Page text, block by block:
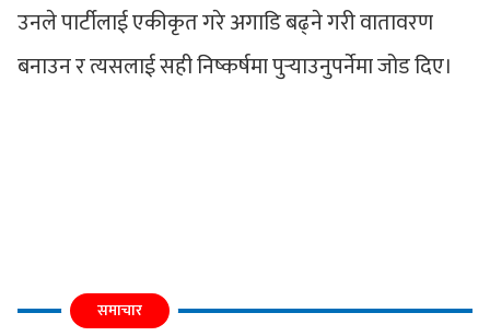
उनले पार्टीलाई एकीकृत गरे अगाडि बढ्ने गरी वातावरण
बनाउन र त्यसलाई सही निष्कर्षमा पुर्‍याउनुपर्नेमा जोड दिए।
समाचार